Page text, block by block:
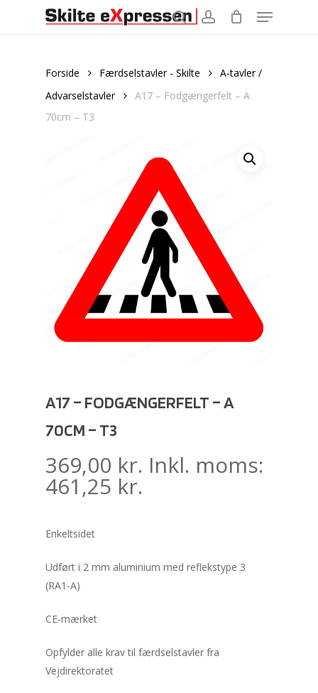
Menu
Forside Færdselstavler - Skilte
A-tavler /
Advarselstavler
A17 – Fodgængerfelt – A
70cm – T3
A17 – FODGÆNGERFELT – A
70CM – T3
369,00 kr. Inkl. moms:
461,25 kr.
Enkeltsidet
Udført i 2 mm aluminium med reflekstype 3
(RA1-A)
CE-mærket
Opfylder alle krav til færdselstavler fra
Vejdirektoratet